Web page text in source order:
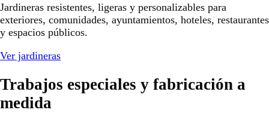
Jardineras resistentes, ligeras y personalizables para
exteriores, comunidades, ayuntamientos, hoteles, restaurantes
y espacios públicos.
Ver jardineras
Trabajos especiales y fabricación a
medida